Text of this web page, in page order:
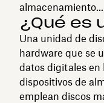
almacenamiento...
¿Qué es
Una unidad de
hardware que se
datos digitales en
dispositivos de
emplean discos